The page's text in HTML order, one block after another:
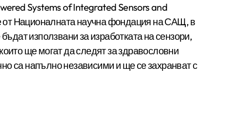
Systems of Integrated Sensors and
от Националната научна фондация на САЩ, в
използвани за изработката на сензори,
ще могат да следят за здравословни
са напълно независими и ще се захранват с